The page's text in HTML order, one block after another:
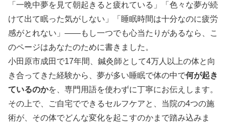
「一晩中夢を見て朝起きると疲れている」「色々な夢が続
けて出て眠った気がしない」「睡眠時間は十分なのに疲労
感がとれない」——もし一つでも心当たりがあるなら、こ
のページはあなたのために書きました。
小田原市成田で17年間、鍼灸師として4万人以上の体と向
き合ってきた経験から、夢が多い睡眠で体の中で何が起き
ているのかを、専門用語を使わずに丁寧にお伝えします。
その上で、ご自宅でできるセルフケアと、当院の4つの施
術が、その体でどんな変化を起こすのかまで踏み込みま